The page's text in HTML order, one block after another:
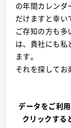
の年間カレンダ
だけますと幸い
ご存知の方も
は、貴社にも私
ます。
それを探してお
データをご利
クリックする